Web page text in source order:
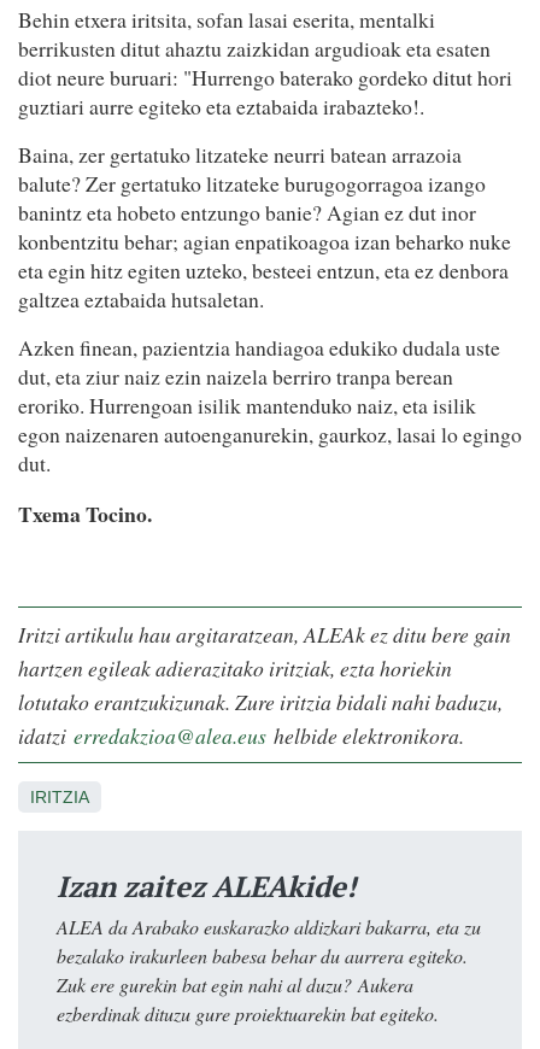
Behin etxera iritsita, sofan lasai eserita, mentalki
berrikusten ditut ahaztu zaizkidan argudioak eta esaten
diot neure buruari: "Hurrengo baterako gordeko ditut hori
guztiari aurre egiteko eta eztabaida irabazteko!.
Baina, zer gertatuko litzateke neurri batean arrazoia
balute? Zer gertatuko litzateke burugogorragoa izango
banintz eta hobeto entzungo banie? Agian ez dut inor
konbentzitu behar; agian enpatikoagoa izan beharko nuke
eta egin hitz egiten uzteko, besteei entzun, eta ez denbora
galtzea eztabaida hutsaletan.
Azken finean, pazientzia handiagoa edukiko dudala uste
dut, eta ziur naiz ezin naizela berriro tranpa berean
eroriko. Hurrengoan isilik mantenduko naiz, eta isilik
egon naizenaren autoenganurekin, gaurkoz, lasai lo egingo
dut.
Txema Tocino.
Iritzi artikulu hau argitaratzean, ALEAk ez ditu bere gain
hartzen egileak adierazitako iritziak, ezta horiekin
lotutako erantzukizunak. Zure iritzia bidali nahi baduzu,
idatzi erredakzioa@alea.eus helbide elektronikora.
IRITZIA
Izan zaitez ALEAkide!
ALEA da Arabako euskarazko aldizkari bakarra, eta zu
bezalako irakurleen babesa behar du aurrera egiteko.
Zuk ere gurekin bat egin nahi al duzu? Aukera
ezberdinak dituzu gure proiektuarekin bat egiteko.